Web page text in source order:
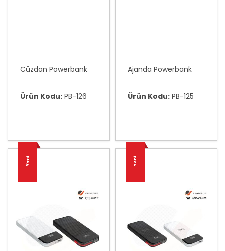
Cüzdan Powerbank
Ürün Kodu: PB-126
Ajanda Powerbank
Ürün Kodu: PB-125
Yeni Yeni